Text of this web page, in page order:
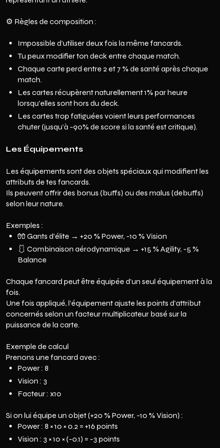
⚙️ Règles de composition :
Impossible d’utiliser deux fois la même fancards.
Tu peux modifier ton deck entre chaque match.
Chaque carte perd entre 2 et 7 % de santé après chaque
match.
Les cartes récupèrent naturellement 1% par heure
lorsqu'elles sont hors du deck.
Les cartes trop fatiguées voient leurs performances
chuter (jusqu’à -90% de score si la santé est critique).
Les Équipements
Les équipements sont des objets spéciaux qui modifient les
attributs de tes fancards.
Ils peuvent offrir des bonus (buffs) ou des malus (debuffs)
selon leur nature.
Exemples :
🧤 Gants d’élite → +20 % Power, -10 % Vision
🩱 Combinaison aérodynamique → +15 % Agility, -5 %
Balance
Chaque fancard peut être équipée d’un seul équipement à la
fois.
Une fois appliqué, l’équipement ajuste les points d’attribut
concernés selon un facteur multiplicateur basé sur la
puissance de la carte.
Exemple de calcul
Prenons une fancard avec :
Power : 8
Vision : 3
Facteur : x10
Si on lui équipe un objet (+20 % Power, -10 % Vision) :
Power : 8 × 10 × 0.2 = +16 points
Vision : 3 × 10 × (-0.1) = -3 points